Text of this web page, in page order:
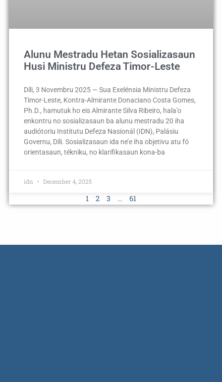
Alunu Mestradu Hetan Sosializasaun
Husi Ministru Defeza Timor-Leste
Díli, 3 Novembru 2025 — Sua Exelénsia Ministru Defeza
Timor-Leste, Kontra-Almirante Donaciano Costa Gomes,
Ph.D., hamutuk ho eis Almirante Silva Ribeiro, hala’o
enkontru no sosializasaun ba alunu mestradu 20 iha
audiótoriu Institutu Defeza Nasionál (IDN), Palásiu
Governu, Díli. Sosializasaun ida ne’e iha objetivu atu fó
orientasaun, tékniku, no klarifikasaun kona-ba
idn December 4, 2025
1 2 3 … 61